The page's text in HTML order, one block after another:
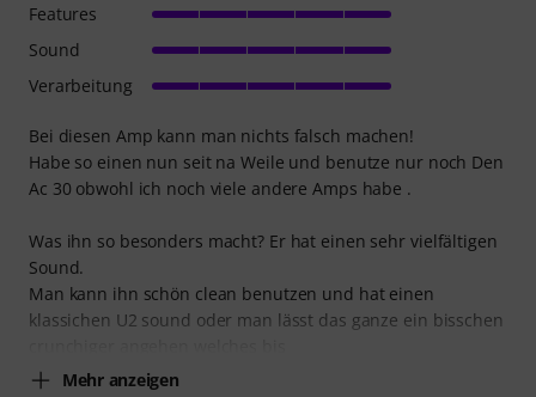
Bei diesen Amp kann man nichts falsch machen!
Habe so einen nun seit na Weile und benutze nur noch Den
Ac 30 obwohl ich noch viele andere Amps habe .
Was ihn so besonders macht? Er hat einen sehr vielfältigen
Sound.
Man kann ihn schön clean benutzen und hat einen
klassichen U2 sound oder man lässt das ganze ein bisschen
Mehr anzeigen
Features
Sound
Verarbeitung